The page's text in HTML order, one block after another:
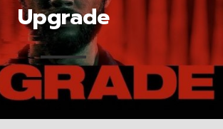
Upgrade